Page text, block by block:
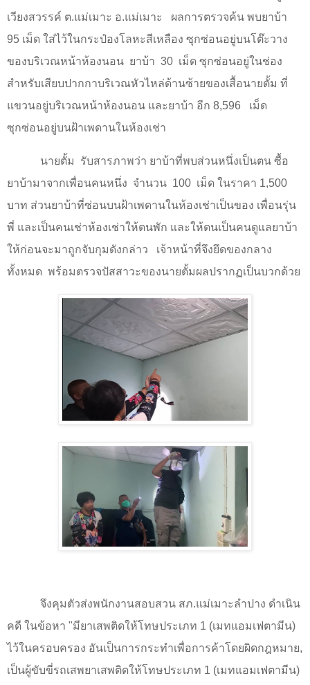
เวียงสวรรค์ ต.แม่เมาะ อ.แม่เมาะ
ผลการตรวจค้น พบยาบ้า
95 เม็ด ใส่ไว้ในกระป๋องโลหะสีเหลือง ซุกซ่อนอยู่บนโต๊ะวาง
ของบริเวณหน้าห้องนอน ยาบ้า 30 เม็ด ซุกซ่อนอยู่ในช่อง
สำหรับเสียบปากกาบริเวณหัวไหล่ด้านซ้ายของเสื้อนายตั้ม ที่
แขวนอยู่บริเวณหน้าห้องนอน และยาบ้า อีก 8,596
เม็ด
ซุกซ่อนอยู่บนฝ้าเพดานในห้องเช่า
นายตั้ม
รับสารภาพว่า ยาบ้าที่พบส่วนหนึ่งเป็นตน ซื้อ
ยาบ้ามาจากเพื่อนคนหนึ่ง จำนวน 100 เม็ด ในราคา 1,500
บาท ส่วนยาบ้าที่ซ่อนบนฝ้าเพดานในห้องเช่าเป็นของ เพื่อนรุ่น
พี่ และเป็นคนเช่าห้องเช่าให้ตนพัก และให้ตนเป็นคนดูแลยาบ้า
ให้ก่อนจะมาถูกจับกุมดังกล่าว
เจ้าหน้าที่จึงยึดของกลาง
ทั้งหมด พร้อมตรวจปัสสาวะของนายตั้มผลปรากฏเป็นบวกด้วย
จึงคุมตัวส่งพนักงานสอบสวน สภ.แม่เมาะลำปาง ดำเนิน
คดี ในข้อหา "มียาเสพติดให้โทษประเภท 1 (เมทแอมเฟตามีน)
ไว้ในครอบครอง อันเป็นการกระทำเพื่อการค้าโดยผิดกฎหมาย,
เป็นผู้ขับขี่รถเสพยาเสพติดให้โทษประเภท 1 (เมทแอมเฟตามีน)